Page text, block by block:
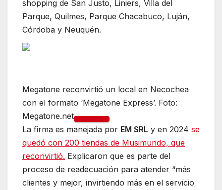
shopping de San Justo, Liniers, Villa del
Parque, Quilmes, Parque Chacabuco, Luján,
Córdoba y Neuquén.
Megatone reconvirtió un local en Necochea
con el formato ‘Megatone Express’. Foto:
Megatone.net
La firma es manejada por EM SRL y en 2024 se
quedó con 200 tiendas de Musimundo, que
reconvirtió. Explicaron que es parte del
proceso de readecuación para atender “más
clientes y mejor, invirtiendo más en el servicio